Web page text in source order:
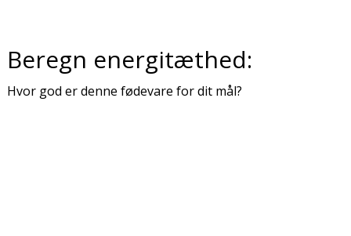
Beregn energitæthed:
Hvor god er denne fødevare for dit mål?